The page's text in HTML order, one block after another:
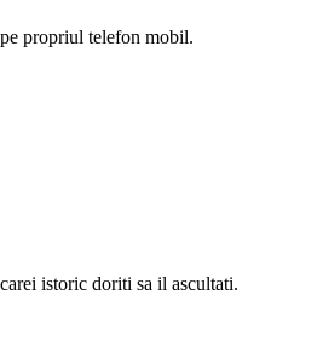
propriul telefon mobil.
istoric doriti sa il ascultati.